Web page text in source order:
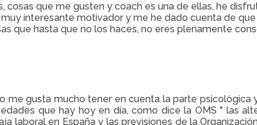
cosas que me gusten y coach es una de ellas, he
muy interesante motivador y me he dado cuenta de
que hasta que no los haces, no eres plenamente
me gusta mucho tener en cuenta la parte psicológica
que hay hoy en día, como dice la OMS " las
laboral en España y las previsiones de la